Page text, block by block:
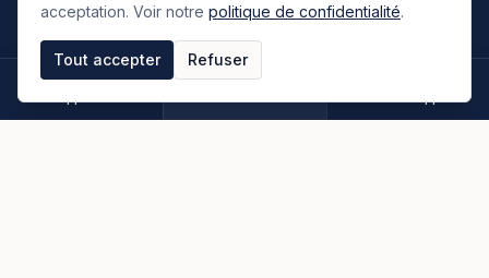
acceptation. Voir notre politique de confidentialité.
Tout accepter Refuser
Site conçu sur une idée originale de zIA digital.
Mentions légalesCGU & CGVPolitique de confidentialité
Espace clientsPaiement en lignePlan du site
Appeler Rendez-vous WhatsApp